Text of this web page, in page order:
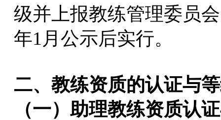
级并上报教练管理委员
年1月公示后实行。
二、教练资质的认证与
（一）助理教练资质认